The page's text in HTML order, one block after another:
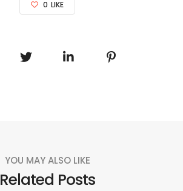
0 LIKE
YOU MAY ALSO LIKE
Related Posts